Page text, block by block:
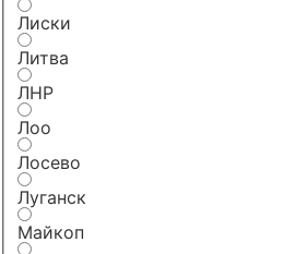
Лиски
Литва
ЛНР
Лоо
Лосево
Луганск
Майкоп